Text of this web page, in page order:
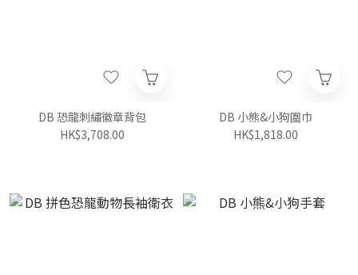
DB 恐龍刺繡徽章背包
HK$3,708.00
DB 小熊&小狗圍巾
HK$1,818.00